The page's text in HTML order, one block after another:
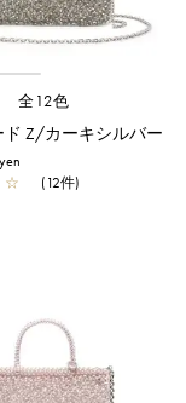
全12色
ド Z/カーキシルバー
☆ (12件)